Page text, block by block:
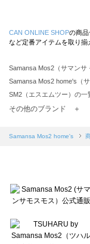
CAN ONLINE SHOPの商品
など定番アイテムを取り揃
Samansa Mos2（サマンサ
Samansa Mos2 home's（
SM2（エスエムツー）の一
TSUHARU by Samansa
Samansa Mos2 blue（サマ
Te chichi（テチチ）の一覧
Te chichi CLASSIC（テチ
Lugnoncure（ルノンキュ
BETTY'S BLUE（べティー
その他のブランド ＋
Samansa Mos2 home's